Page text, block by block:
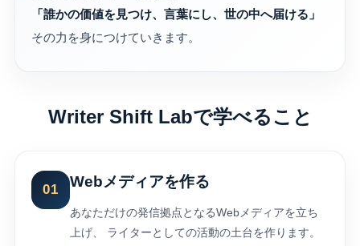
「誰かの価値を見つけ、言葉にし、世の中へ届ける」
その力を身につけていきます。
Writer Shift Labで学べること
01 Webメディアを作る
あなただけの発信拠点となるWebメディアを立ち
上げ、 ライターとしての活動の土台を作ります。